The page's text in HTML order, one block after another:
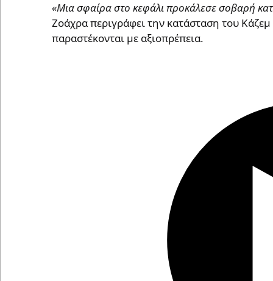
«Μια σφαίρα στο κεφάλι προκάλεσε σοβαρή
Ζοάχρα περιγράφει την κατάσταση του Κάζεμ
παραστέκονται με αξιοπρέπεια.